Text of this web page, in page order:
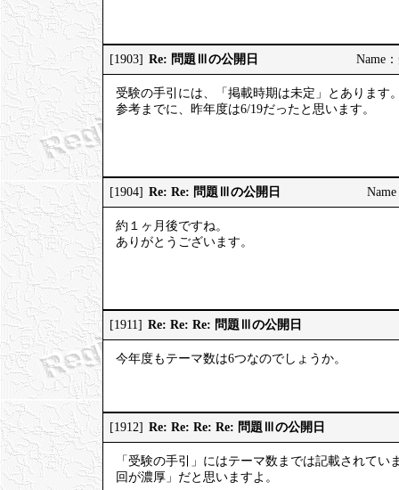
[1903] Re: 問題Ⅲの公開日 Name
受験の手引には、「掲載時期は未定」とあります
参考までに、昨年度は6/19だったと思います。
[1904] Re: Re: 問題Ⅲの公開日
約１ヶ月後ですね。
ありがとうございます。
[1911] Re: Re: Re: 問題Ⅲの公開日
今年度もテーマ数は6つなのでしょうか。
[1912] Re: Re: Re: Re: 問題Ⅲの公開日
「受験の手引」にはテーマ数までは記載されて
回が濃厚」だと思いますよ。